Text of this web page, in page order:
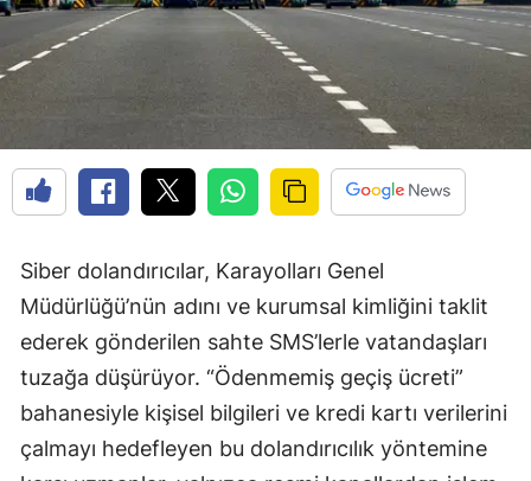
Siber dolandırıcılar, Karayolları Genel
Müdürlüğü’nün adını ve kurumsal kimliğini taklit
ederek gönderilen sahte SMS’lerle vatandaşları
tuzağa düşürüyor. “Ödenmemiş geçiş ücreti”
bahanesiyle kişisel bilgileri ve kredi kartı verilerini
çalmayı hedefleyen bu dolandırıcılık yöntemine